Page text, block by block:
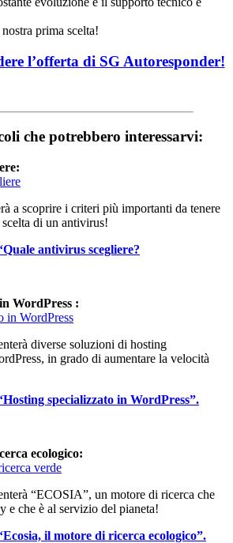
prima scelta!
l’offerta di SG Autoresponder!
che potrebbero interessarvi:
a scoprire i criteri più importanti da tenere
di un antivirus!
antivirus scegliere?
WordPress :
diverse soluzioni di hosting
in grado di aumentare la velocità
specializzato in WordPress”.
ecologico:
“ECOSIA”, un motore di ricerca che
e che è al servizio del pianeta!
il motore di ricerca ecologico”.